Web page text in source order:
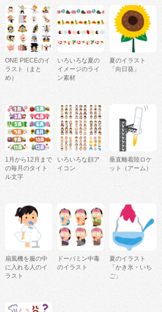
ONE PIECEのイ
ラスト（まと
め）
いろいろな夏の
イメージのライ
ン素材
夏のイラスト
「向日葵」
1月から12月まで
の毎月のタイト
ル文字
いろいろな顔ア
イコン
垂直離着陸ロケ
ット（アーム）
扇風機を服の中
に入れる人のイ
ラスト
ドーパミン中毒
のイラスト
夏のイラスト
「かき氷・いち
ご」